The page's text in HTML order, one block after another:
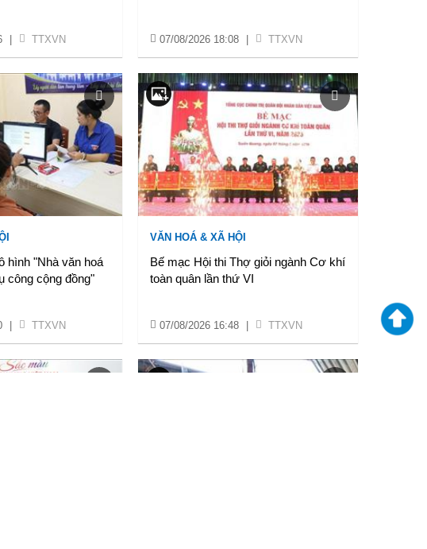
TTXVN 07/08/2026 18:08 TTXVN
hình "Nhà văn hoá
công cộng đồng"
TTXVN
VĂN HOÁ & XÃ HỘI
Bế mạc Hội thi Thợ giỏi ngành Cơ khí
toàn quân lần thứ VI
07/08/2026 16:48 TTXVN